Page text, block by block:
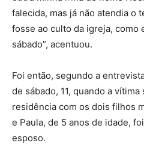
falecida, mas já não atendia o
fosse ao culto da igreja, como
sábado”, acentuou.
Foi então, segundo a
de sábado, 11, quando a
residência com os dois filhos
e Paula, de 5 anos de idade,
esposo.